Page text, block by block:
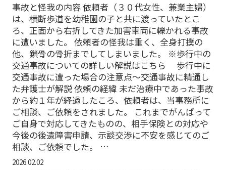
事故と怪我の内容 依頼者（３０代女性、兼業主婦）
は、横断歩道を幼稚園の子と共に渡っていたとこ
ろ、正面から右折してきた加害車両に轢かれる事故
に遭いました。 依頼者の怪我は重く、全身打撲の
他、鎖骨の骨折までしてしまいました。 ※歩行中の
交通事故についての詳しい解説はこちら 歩行中に
交通事故に遭った場合の注意点～交通事故に精通し
た弁護士が解説 依頼の経緯 未だ治療中であった事故
から約１年が経過したころ、依頼者は、当事務所に
ご相談、ご依頼をされました。 これまでがんばって
ご自身で対応してきたものの、相手保険との対応や
今後の後遺障害申請、示談交渉に不安を感じてのご
相談、ご依頼でした。 …
2026.02.02